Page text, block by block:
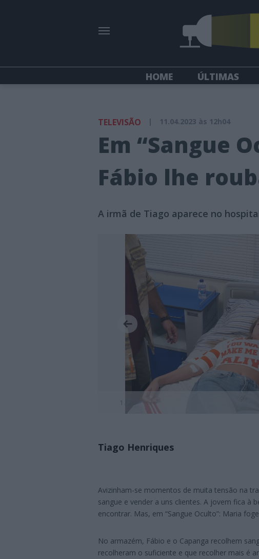
HOME ÚLTIMAS
TELEVISÃO | 11.04.2023 às 12h04
Em “Sangue
Fábio lhe
A irmã de Tiago aparece no
1 / 20
Tiago Henriques
Avizinham-se momentos de muita tensão na
sangue e vender a uns clientes. A jovem fica à
encontrar. Mas, em “Sangue Oculto”: Maria
No armazém, Fábio e o Capanga recolhem
recolheram o suficiente e que recolher mais é